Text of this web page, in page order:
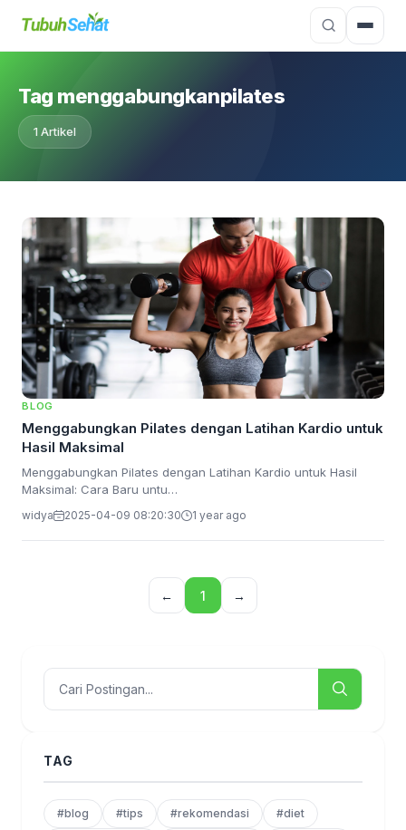
Tag menggabungkanpilates
1 Artikel
BLOG
Menggabungkan Pilates dengan Latihan Kardio untuk
Hasil Maksimal
Menggabungkan Pilates dengan Latihan Kardio untuk Hasil
Maksimal: Cara Baru untu…
widya 2025-04-09 08:20:30 1 year ago
← 1 →
TAG
#blog #tips #rekomendasi #diet